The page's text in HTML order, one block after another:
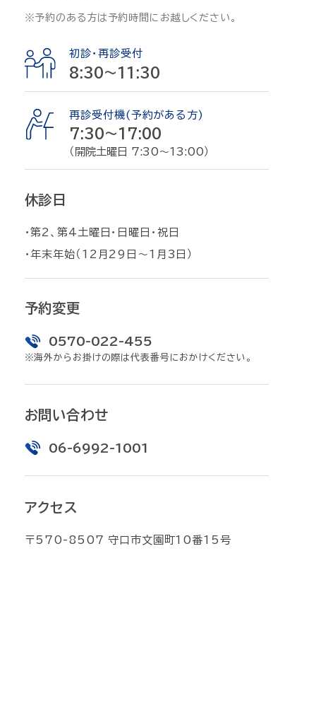
※予約のある方は予約時間にお越しください。
初診・再診受付
8:30〜11:30
再診受付機(予約がある方)
7:30〜17:00
（開院土曜日 7:30～13:00）
休診日
・第2、第4土曜日・日曜日・祝日
・年末年始（12月29日〜1月3日）
予約変更
0570-022-455
※海外からお掛けの際は代表番号におかけください。
お問い合わせ
06-6992-1001
アクセス
〒570-8507 守口市文園町10番15号